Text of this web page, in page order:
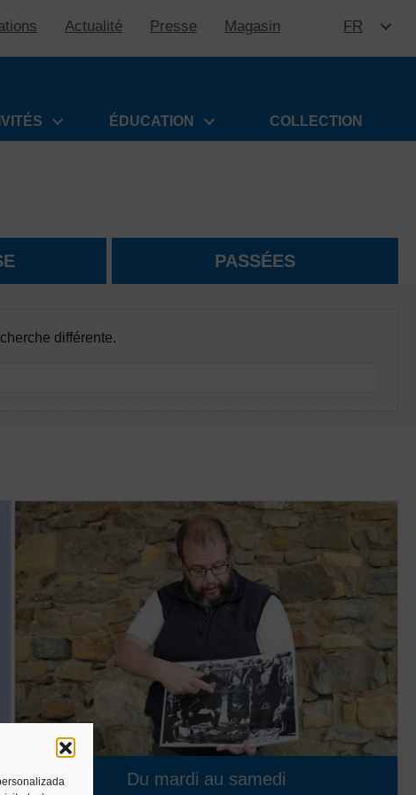
Actualité Presse Magasin FR
ÉDUCATION COLLECTION
PASSÉES
différente.
Du mardi au samedi